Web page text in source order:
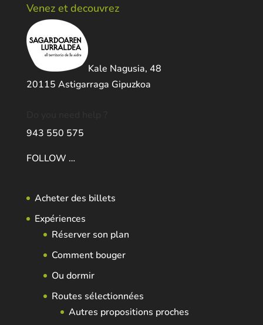
Venez et decouvrez
Kale Nagusia, 48
20115 Astigarraga Gipuzkoa
943 550 575
FOLLOW …
Acheter des billets
Expériences
Réserver son plan
Comment bouger
Ou dormir
Routes sélectionnées
Autres propositions proches